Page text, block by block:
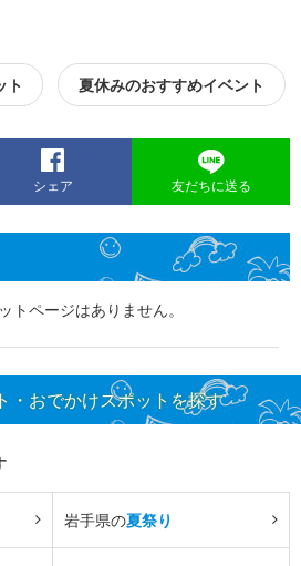
ト 夏休みのおすすめイベント
シェア 友だちに送る
トページはありません。
・おでかけスポットを探す
岩手県の夏祭り